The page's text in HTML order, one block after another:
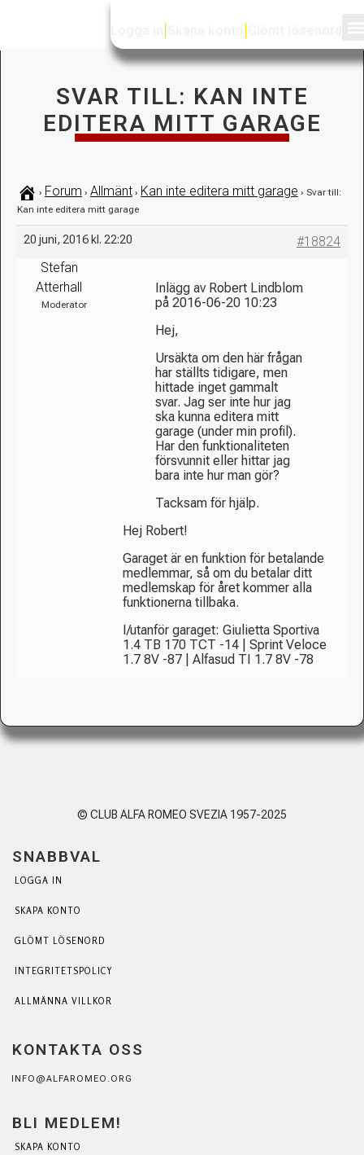
SVAR TILL: KAN INTE
EDITERA MITT GARAGE
› Forum › Allmänt › Kan inte editera mitt garage › Svar till:
Kan inte editera mitt garage
20 juni, 2016 kl. 22:20
#18824
Stefan
Atterhall
Moderator
Inlägg av Robert Lindblom
på 2016-06-20 10:23
Hej,
Ursäkta om den här frågan
har ställts tidigare, men
hittade inget gammalt
svar. Jag ser inte hur jag
ska kunna editera mitt
garage (under min profil).
Har den funktionaliteten
försvunnit eller hittar jag
bara inte hur man gör?
Tacksam för hjälp.
Hej Robert!
Garaget är en funktion för betalande
medlemmar, så om du betalar ditt
medlemskap för året kommer alla
funktionerna tillbaka.
I/utanför garaget: Giulietta Sportiva
1.4 TB 170 TCT -14 | Sprint Veloce
1.7 8V -87 | Alfasud TI 1.7 8V -78
© CLUB ALFA ROMEO SVEZIA 1957-2025
SNABBVAL
LOGGA IN
SKAPA KONTO
GLÖMT LÖSENORD
INTEGRITETSPOLICY
ALLMÄNNA VILLKOR
KONTAKTA OSS
INFO@ALFAROMEO.ORG
BLI MEDLEM!
SKAPA KONTO